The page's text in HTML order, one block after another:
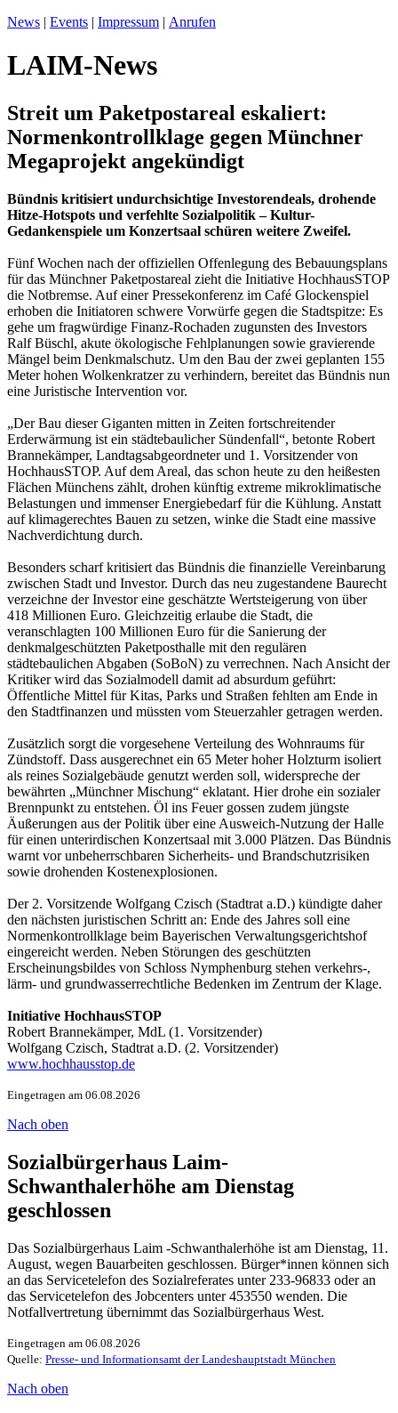
News | Events | Impressum | Anrufen
LAIM-News
Streit um Paketpostareal eskaliert:
Normenkontrollklage gegen Münchner
Megaprojekt angekündigt
Bündnis kritisiert undurchsichtige Investorendeals, drohende
Hitze-Hotspots und verfehlte Sozialpolitik – Kultur-
Gedankenspiele um Konzertsaal schüren weitere Zweifel.
Fünf Wochen nach der offiziellen Offenlegung des Bebauungsplans
für das Münchner Paketpostareal zieht die Initiative HochhausSTOP
die Notbremse. Auf einer Pressekonferenz im Café Glockenspiel
erhoben die Initiatoren schwere Vorwürfe gegen die Stadtspitze: Es
gehe um fragwürdige Finanz-Rochaden zugunsten des Investors
Ralf Büschl, akute ökologische Fehlplanungen sowie gravierende
Mängel beim Denkmalschutz. Um den Bau der zwei geplanten 155
Meter hohen Wolkenkratzer zu verhindern, bereitet das Bündnis nun
eine Juristische Intervention vor.
„Der Bau dieser Giganten mitten in Zeiten fortschreitender
Erderwärmung ist ein städtebaulicher Sündenfall“, betonte Robert
Brannekämper, Landtagsabgeordneter und 1. Vorsitzender von
HochhausSTOP. Auf dem Areal, das schon heute zu den heißesten
Flächen Münchens zählt, drohen künftig extreme mikroklimatische
Belastungen und immenser Energiebedarf für die Kühlung. Anstatt
auf klimagerechtes Bauen zu setzen, winke die Stadt eine massive
Nachverdichtung durch.
Besonders scharf kritisiert das Bündnis die finanzielle Vereinbarung
zwischen Stadt und Investor. Durch das neu zugestandene Baurecht
verzeichne der Investor eine geschätzte Wertsteigerung von über
418 Millionen Euro. Gleichzeitig erlaube die Stadt, die
veranschlagten 100 Millionen Euro für die Sanierung der
denkmalgeschützten Paketposthalle mit den regulären
städtebaulichen Abgaben (SoBoN) zu verrechnen. Nach Ansicht der
Kritiker wird das Sozialmodell damit ad absurdum geführt:
Öffentliche Mittel für Kitas, Parks und Straßen fehlten am Ende in
den Stadtfinanzen und müssten vom Steuerzahler getragen werden.
Zusätzlich sorgt die vorgesehene Verteilung des Wohnraums für
Zündstoff. Dass ausgerechnet ein 65 Meter hoher Holzturm isoliert
als reines Sozialgebäude genutzt werden soll, widerspreche der
bewährten „Münchner Mischung“ eklatant. Hier drohe ein sozialer
Brennpunkt zu entstehen. Öl ins Feuer gossen zudem jüngste
Äußerungen aus der Politik über eine Ausweich-Nutzung der Halle
für einen unterirdischen Konzertsaal mit 3.000 Plätzen. Das Bündnis
warnt vor unbeherrschbaren Sicherheits- und Brandschutzrisiken
sowie drohenden Kostenexplosionen.
Der 2. Vorsitzende Wolfgang Czisch (Stadtrat a.D.) kündigte daher
den nächsten juristischen Schritt an: Ende des Jahres soll eine
Normenkontrollklage beim Bayerischen Verwaltungsgerichtshof
eingereicht werden. Neben Störungen des geschützten
Erscheinungsbildes von Schloss Nymphenburg stehen verkehrs-,
lärm- und grundwasserrechtliche Bedenken im Zentrum der Klage.
Initiative HochhausSTOP
Robert Brannekämper, MdL (1. Vorsitzender)
Wolfgang Czisch, Stadtrat a.D. (2. Vorsitzender)
www.hochhausstop.de
Eingetragen am 06.08.2026
Nach oben
Sozialbürgerhaus Laim-
Schwanthalerhöhe am Dienstag
geschlossen
Das Sozialbürgerhaus Laim -Schwanthalerhöhe ist am Dienstag, 11.
August, wegen Bauarbeiten geschlossen. Bürger*innen können sich
an das Servicetelefon des Sozialreferates unter 233-96833 oder an
das Servicetelefon des Jobcenters unter 453550 wenden. Die
Notfallvertretung übernimmt das Sozialbürgerhaus West.
Eingetragen am 06.08.2026
Quelle: Presse- und Informationsamt der Landeshauptstadt München
Nach oben